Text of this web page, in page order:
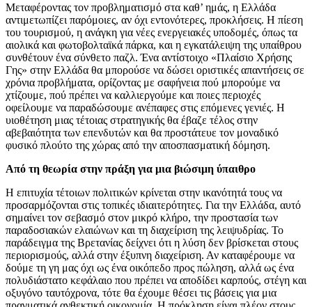
Μεταφέροντας τον προβληματισμό στα καθ’ ημάς, η Ελλάδα
αντιμετωπίζει παρόμοιες, αν όχι εντονότερες, προκλήσεις. Η πίεση
του τουρισμού, η ανάγκη για νέες ενεργειακές υποδομές, όπως τα
αιολικά και φωτοβολταϊκά πάρκα, και η εγκατάλειψη της υπαίθρου
συνθέτουν ένα σύνθετο παζλ. Ένα αντίστοιχο «Πλαίσιο Χρήσης
Γης» στην Ελλάδα θα μπορούσε να δώσει οριστικές απαντήσεις σε
χρόνια προβλήματα, ορίζοντας με σαφήνεια πού μπορούμε να
χτίζουμε, πού πρέπει να καλλιεργούμε και ποιες περιοχές
οφείλουμε να παραδώσουμε ανέπαφες στις επόμενες γενιές. Η
υιοθέτηση μιας τέτοιας στρατηγικής θα έβαζε τέλος στην
αβεβαιότητα των επενδυτών και θα προστάτευε τον μοναδικό
φυσικό πλούτο της χώρας από την αποσπασματική δόμηση.
Από τη θεωρία στην πράξη για μια βιώσιμη ύπαιθρο
Η επιτυχία τέτοιων πολιτικών κρίνεται στην ικανότητά τους να
προσαρμόζονται στις τοπικές ιδιαιτερότητες. Για την Ελλάδα, αυτό
σημαίνει τον σεβασμό στον μικρό κλήρο, την προστασία των
παραδοσιακών ελαιώνων και τη διαχείριση της λειψυδρίας. Το
παράδειγμα της Βρετανίας δείχνει ότι η λύση δεν βρίσκεται στους
περιορισμούς, αλλά στην έξυπνη διαχείριση. Αν καταφέρουμε να
δούμε τη γη μας όχι ως ένα οικόπεδο προς πώληση, αλλά ως ένα
πολυδιάστατο κεφάλαιο που πρέπει να αποδίδει καρπούς, στέγη και
οξυγόνο ταυτόχρονα, τότε θα έχουμε θέσει τις βάσεις για μια